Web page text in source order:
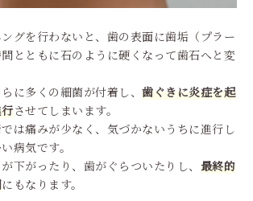
グを行わないと、歯の表面に歯垢（プラー
とともに石のように硬くなって歯石へと変
に多くの細菌が付着し、 歯ぐきに炎症を起
させてしまいます。
は痛みが少なく、気づかないうちに進行し
病気です。
下がったり、歯がぐらついたりし、 最終的
にもなります。